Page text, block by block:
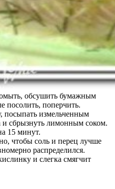
обсушить бумажным
посолить, поперчить.
посыпать измельченным
сбрызнуть лимонным соком.
15 минут.
чтобы соль и перец лучше
распределился.
и слегка смягчит